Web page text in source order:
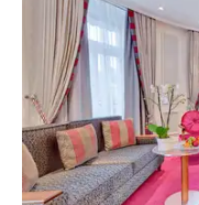
rénovée et sa
l'endroit rêvé pour
formidable